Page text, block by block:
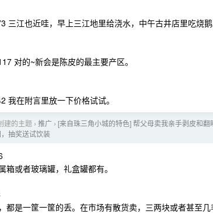
三江也近哇，早上三江地里给浇水，中午古井店里吃烧鹅
对的~新会是陈皮的最主要产区。
我在附言里放一下价格试试。
建的主题 › 推广 › [来自珠三角小城的特色] 帮父母卖我亲手剥皮和
抽奖送试饮装
箱或者玻璃罐，礼盒罐都有。
都是一筐一筐的丢。在市场有散货卖，三两块或者甚至